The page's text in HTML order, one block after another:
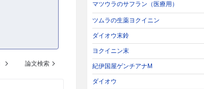
論文検索
マツウラのサフラン（医療用）
ツムラの生薬ヨクイニン
ダイオウ末鈴
ヨクイニン末
紀伊国屋ゲンチアナM
ダイオウ